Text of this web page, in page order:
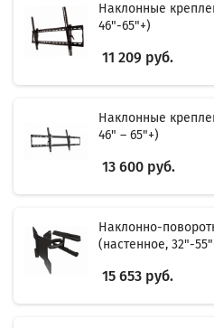
Наклонные
46"-65"+)
11 209 руб.
Наклонные
46" – 65"+)
13 600 руб.
Наклонно-
(настенное, 32"-
15 653 руб.